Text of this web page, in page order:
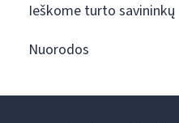
Ieškome turto savininkų
Nuorodos